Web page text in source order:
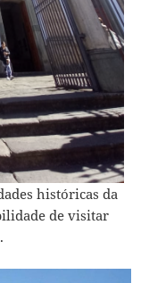
históricas da
de visitar